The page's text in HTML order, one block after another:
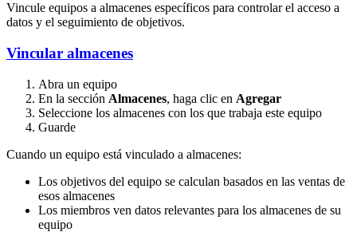
Vincule equipos a almacenes específicos para controlar el acceso a
datos y el seguimiento de objetivos.
Vincular almacenes
Abra un equipo
En la sección Almacenes, haga clic en Agregar
Seleccione los almacenes con los que trabaja este equipo
Guarde
Cuando un equipo está vinculado a almacenes:
Los objetivos del equipo se calculan basados en las ventas de
esos almacenes
Los miembros ven datos relevantes para los almacenes de su
equipo